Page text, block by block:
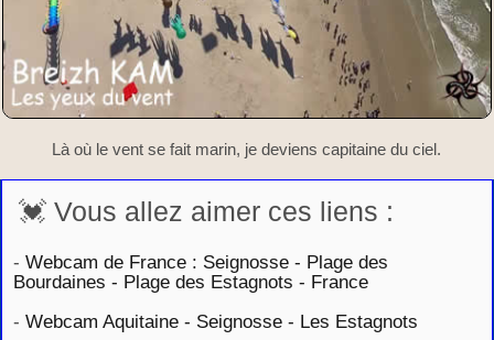
Là où le vent se fait marin, je deviens capitaine du ciel.
💓 Vous allez aimer ces liens :
- Webcam de France : Seignosse - Plage des
Bourdaines - Plage des Estagnots - France
- Webcam Aquitaine - Seignosse - Les Estagnots